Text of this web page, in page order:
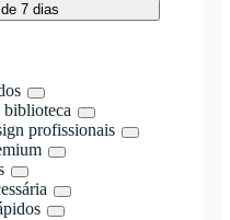
7 dias
biblioteca
profissionais